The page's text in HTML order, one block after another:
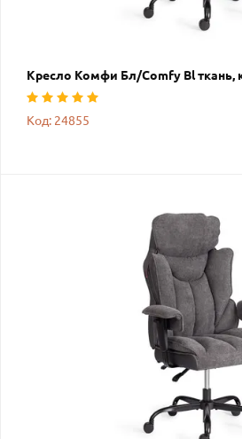
Кресло Комфи Бл/Comfy Bl ткань,
Код: 24855